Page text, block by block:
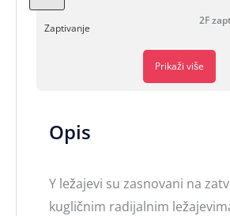
Zaptivanje
2F
Prikaži više
Opis
Y ležajevi su zasnovani na
kugličnim radijalnim